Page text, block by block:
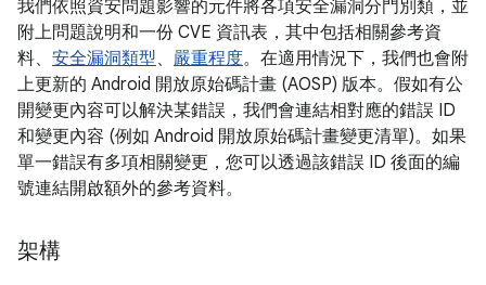
我們依照資安問題影響的元件將各項安全漏洞分門別類，並
附上問題說明和一份 CVE 資訊表，其中包括相關參考資
料、 安全漏洞類型、 嚴重程度。在適用情況下，我們也會附
上更新的 Android 開放原始碼計畫 (AOSP) 版本。假如有公
開變更內容可以解決某錯誤，我們會連結相對應的錯誤 ID
和變更內容 (例如 Android 開放原始碼計畫變更清單)。如果
單一錯誤有多項相關變更，您可以透過該錯誤 ID 後面的編
號連結開啟額外的參考資料。
架構